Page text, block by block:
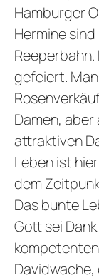
Hamburger
Hermine
gefeiert.
Damen,
attraktiven
Leben ist
dem
Das bunte
Gott sei